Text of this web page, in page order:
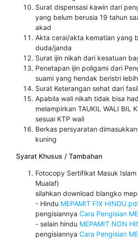
Surat dispensasi kawin dari
yang belum berusia 19 tahun
akad
Akta cerai/akta kematian yang
duda/janda
Surat ijin nikah dari kesatuan
Penetapan ijin poligami dari
suami yang hendak beristri
Surat Keterangan sehat dari
Apabila wali nikah tidak bisa
melampirkan TAUKIL WALI BIL
sesuai KTP wali
Berkas persyaratan
kuning
Syarat Khusus / Tambahan
Fotocopy Sertifikat Masuk
Mualaf)
silahkan download blangko
- Hindu MEPAMIT FIX
pengisiannya Cara Pengisian
- selain hindu MEPAMIT NON
pengisiannya Cara Pengisian